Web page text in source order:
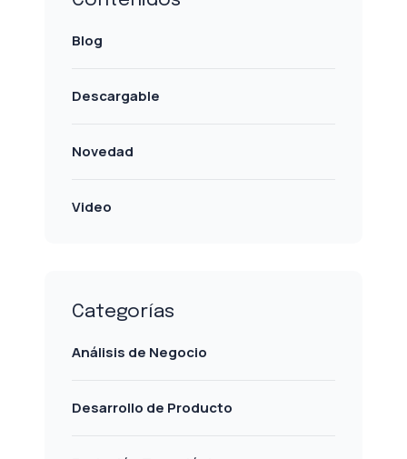
Blog
Descargable
Novedad
Video
Categorías
Análisis de Negocio
Desarrollo de Producto